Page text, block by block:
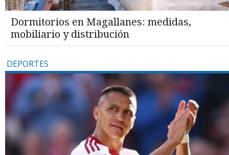
Dormitorios en Magallanes: medidas,
mobiliario y distribución
DEPORTES